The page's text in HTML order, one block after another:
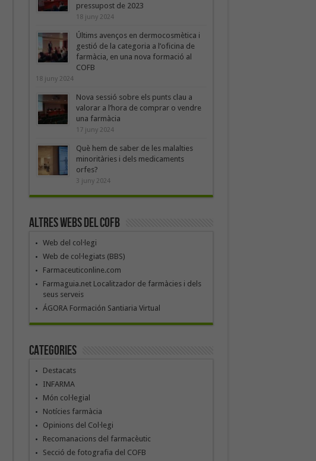
pressupost de 2023
18 juny 2024
Últims avenços en dermocosmètica i
gestió de la categoria a l’oficina de
farmàcia, en una nova formació al
COFB
18 juny 2024
Nova sessió sobre els punts clau a
valorar a l’hora de comprar o vendre
una farmàcia
17 juny 2024
Què hem de saber de les malalties
minoritàries i dels medicaments
orfes?
3 juny 2024
Altres webs del COFB
Web del col·legi
Web de col·legiats (BBS)
Farmaceuticonline.com
Farmaguia.net Localitzador de farmàcies i dels
seus serveis
ÁGORA Formación Santiaria Virtual
Categories
Destacats
INFARMA
Món col·legial
Notícies farmàcia
Opinions del Col·legi
Recomanacions del farmacèutic
Secció de fotografia del COFB